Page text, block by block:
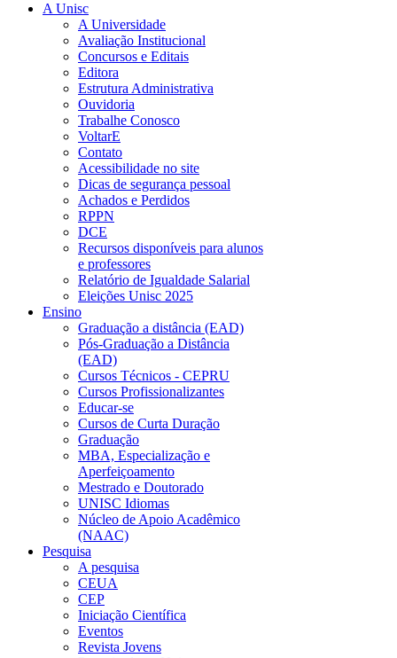
A Unisc
A Universidade
Avaliação Institucional
Concursos e Editais
Editora
Estrutura Administrativa
Ouvidoria
Trabalhe Conosco
VoltarE
Contato
Acessibilidade no site
Dicas de segurança pessoal
Achados e Perdidos
RPPN
DCE
Recursos disponíveis para alunos
e professores
Relatório de Igualdade Salarial
Eleições Unisc 2025
Ensino
Graduação a distância (EAD)
Pós-Graduação a Distância
(EAD)
Cursos Técnicos - CEPRU
Cursos Profissionalizantes
Educar-se
Cursos de Curta Duração
Graduação
MBA, Especialização e
Aperfeiçoamento
Mestrado e Doutorado
UNISC Idiomas
Núcleo de Apoio Acadêmico
(NAAC)
Pesquisa
A pesquisa
CEUA
CEP
Iniciação Científica
Eventos
Revista Jovens